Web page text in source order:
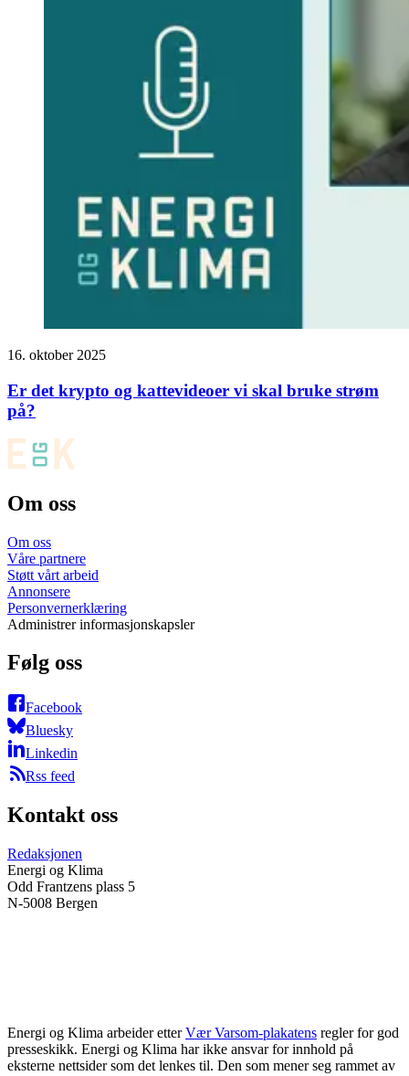
16. oktober 2025
Er det krypto og kattevideoer vi skal bruke strøm
på?
Om oss
Om oss
Våre partnere
Støtt vårt arbeid
Annonsere
Personvernerklæring
Administrer informasjonskapsler
Følg oss
Facebook
Bluesky
Linkedin
Rss feed
Kontakt oss
Redaksjonen
Energi og Klima
Odd Frantzens plass 5
N-5008 Bergen
Energi og Klima arbeider etter Vær Varsom-plakatens regler for god
presseskikk. Energi og Klima har ikke ansvar for innhold på
eksterne nettsider som det lenkes til. Den som mener seg rammet av